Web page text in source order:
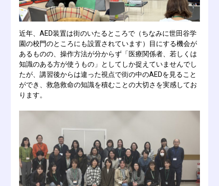
近年、AED装置は街のいたるところで（ちなみに世田谷学
園の校門のところにも設置されています）目にする機会が
あるものの、操作方法が分からず「医療関係者、若しくは
知識のある方が使うもの」としてしか捉えていませんでし
たが、講習後からは違った視点で街の中のAEDを見ること
ができ、救急救命の知識を積むことの大切さを実感してお
ります。